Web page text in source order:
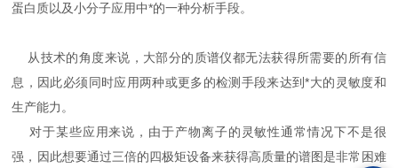
蛋白质以及小分子应用中*的一种分析手段。
从技术的角度来说，大部分的质谱仪都无法获得所需要的所有信
息，因此必须同时应用两种或更多的检测手段来达到*大的灵敏度和
生产能力。
对于某些应用来说，由于产物离子的灵敏性通常情况下不是很
强，因此想要通过三倍的四极矩设备来获得高质量的谱图是非常困难